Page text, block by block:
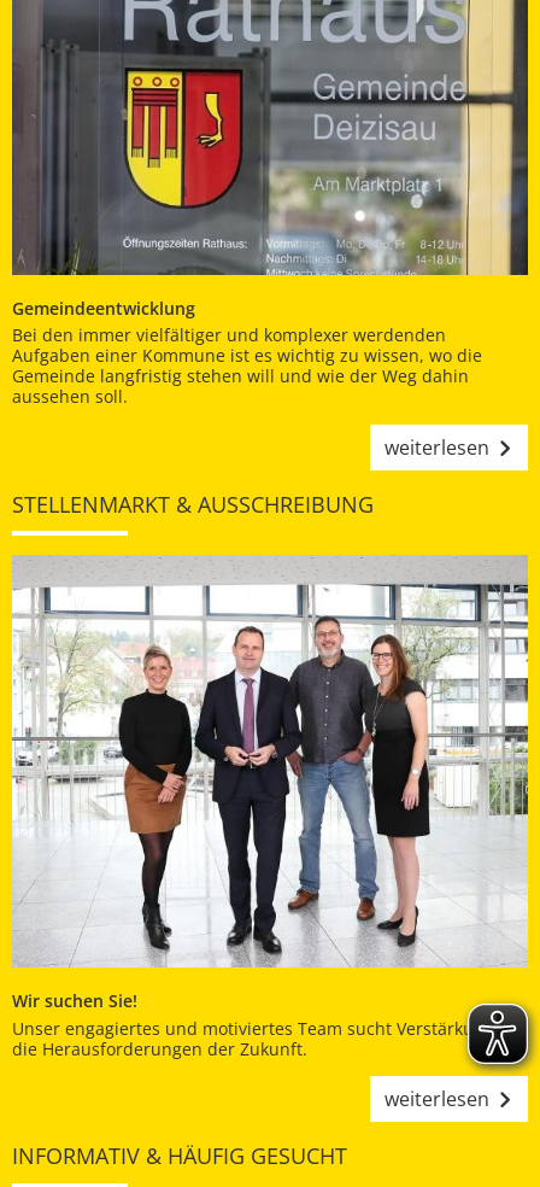
Gemeindeentwicklung
Bei den immer vielfältiger und komplexer werdenden
Aufgaben einer Kommune ist es wichtig zu wissen, wo die
Gemeinde langfristig stehen will und wie der Weg dahin
aussehen soll.
weiterlesen
STELLENMARKT & AUSSCHREIBUNG
Wir suchen Sie!
Unser engagiertes und motiviertes Team sucht Verstärkung für
die Herausforderungen der Zukunft.
weiterlesen
INFORMATIV & HÄUFIG GESUCHT